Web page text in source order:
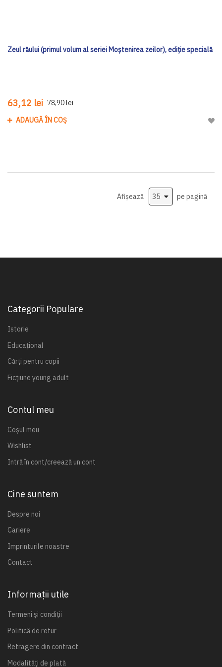
Zeul răului (primul volum al seriei Moștenirea zeilor), ediţie specială
63,12 lei 78,90 lei
ADAUGĂ ÎN COȘ
Afișează pe pagină
Categorii Populare
Istorie
Educațional
Cărți pentru copii
Ficțiune young adult
Contul meu
Coșul meu
Wishlist
Intră în cont/creează un cont
Cine suntem
Despre noi
Cariere
Imprinturile noastre
Contact
Informații utile
Termeni și condiții
Politică de retur
Retragere din contract
Modalități de plată